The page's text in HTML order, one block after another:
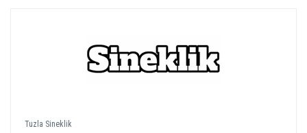
Tuzla Sineklik